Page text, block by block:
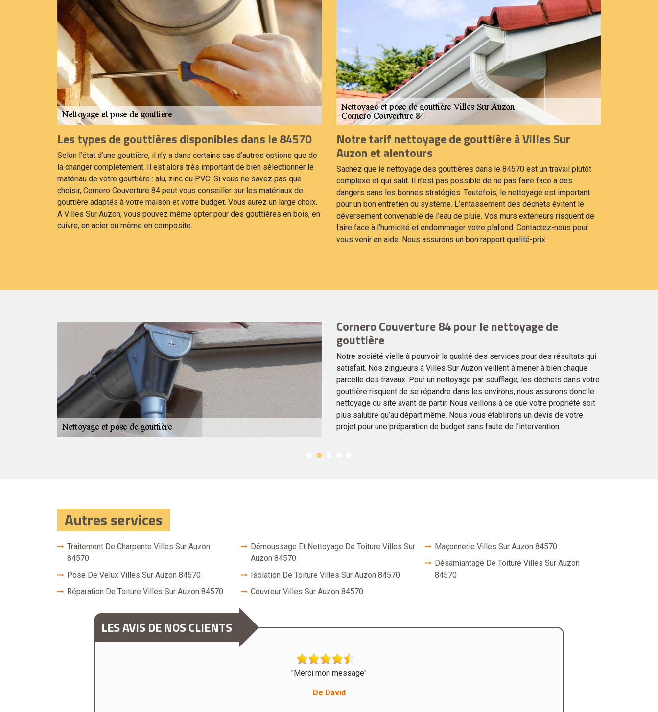
Les types de gouttières disponibles dans le 84570
Selon l’état d’une gouttière, il n’y a dans certains cas d’autres options que de
la changer complètement. Il est alors très important de bien sélectionner le
matériau de votre gouttière : alu, zinc ou PVC. Si vous ne savez pas que
choisir, Cornero Couverture 84 peut vous conseiller sur les matériaux de
gouttière adaptés à votre maison et votre budget. Vous aurez un large choix.
A Villes Sur Auzon, vous pouvez même opter pour des gouttières en bois, en
cuivre, en acier ou même en composite.
Notre tarif nettoyage de gouttière à Villes Sur
Auzon et alentours
Sachez que le nettoyage des gouttières dans le 84570 est un travail plutôt
complexe et qui salit. Il n’est pas possible de ne pas faire face à des
dangers sans les bonnes stratégies. Toutefois, le nettoyage est important
pour un bon entretien du système. L’entassement des déchets évitent le
déversement convenable de l’eau de pluie. Vos murs extérieurs risquent de
faire face à l’humidité et endommager votre plafond. Contactez-nous pour
vous venir en aide. Nous assurons un bon rapport qualité-prix.
Cornero Couverture 84 pour le nettoyage de
gouttière
Notre société vielle à pourvoir la qualité des services pour des résultats qui
satisfait. Nos zingueurs à Villes Sur Auzon veillent à mener à bien chaque
parcelle des travaux. Pour un nettoyage par soufflage, les déchets dans votre
gouttière risquent de se répandre dans les environs, nous assurons donc le
nettoyage du site avant de partir. Nous veillons à ce que votre propriété soit
plus salubre qu’au départ même. Nous vous établirons un devis de votre
projet pour une préparation de budget sans faute de l’intervention.
Autres services
Traitement De Charpente Villes Sur Auzon
84570
Pose De Velux Villes Sur Auzon 84570
Réparation De Toiture Villes Sur Auzon 84570
Démoussage Et Nettoyage De Toiture Villes Sur
Auzon 84570
Isolation De Toiture Villes Sur Auzon 84570
Couvreur Villes Sur Auzon 84570
Maçonnerie Villes Sur Auzon 84570
Désamiantage De Toiture Villes Sur Auzon
84570
LES AVIS DE NOS CLIENTS
"Merci mon message"
De David